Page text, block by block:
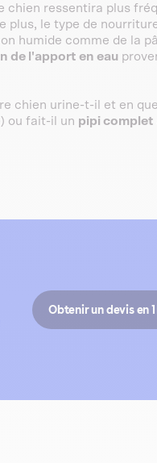
chien ressentira plus
plus, le type de
humide comme de la
de l'apport en eau
chien urine-t-il et en
ou fait-il un pipi complet
Obtenir un devis en